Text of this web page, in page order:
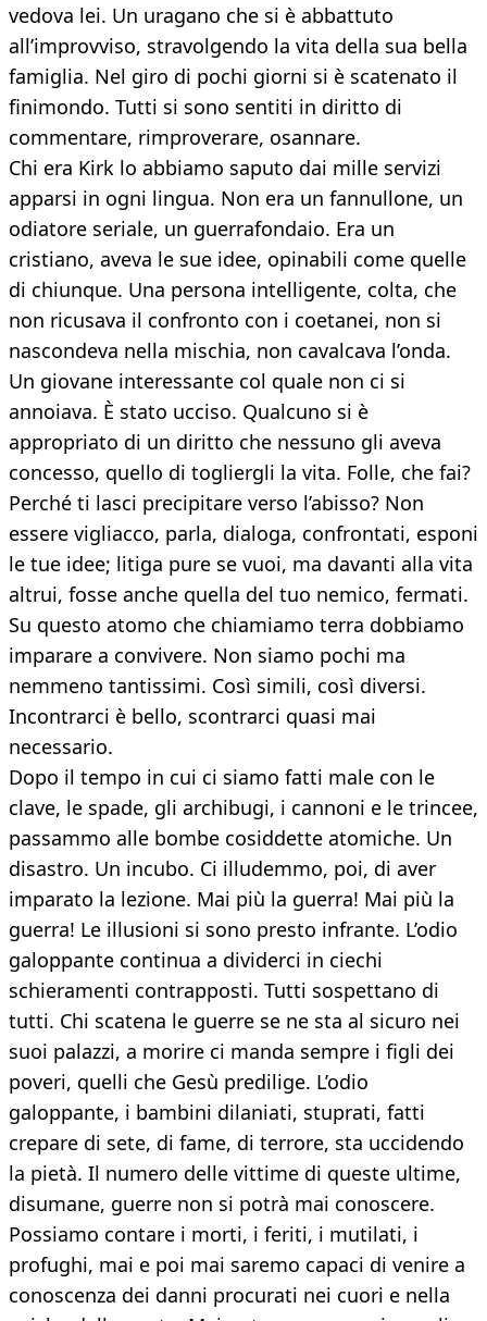
vedova lei. Un uragano che si è abbattuto
all’improvviso, stravolgendo la vita della sua bella
famiglia. Nel giro di pochi giorni si è scatenato il
finimondo. Tutti si sono sentiti in diritto di
commentare, rimproverare, osannare.
Chi era Kirk lo abbiamo saputo dai mille servizi
apparsi in ogni lingua. Non era un fannullone, un
odiatore seriale, un guerrafondaio. Era un
cristiano, aveva le sue idee, opinabili come quelle
di chiunque. Una persona intelligente, colta, che
non ricusava il confronto con i coetanei, non si
nascondeva nella mischia, non cavalcava l’onda.
Un giovane interessante col quale non ci si
annoiava. È stato ucciso. Qualcuno si è
appropriato di un diritto che nessuno gli aveva
concesso, quello di togliergli la vita. Folle, che fai?
Perché ti lasci precipitare verso l’abisso? Non
essere vigliacco, parla, dialoga, confrontati, esponi
le tue idee; litiga pure se vuoi, ma davanti alla vita
altrui, fosse anche quella del tuo nemico, fermati.
Su questo atomo che chiamiamo terra dobbiamo
imparare a convivere. Non siamo pochi ma
nemmeno tantissimi. Così simili, così diversi.
Incontrarci è bello, scontrarci quasi mai
necessario.
Dopo il tempo in cui ci siamo fatti male con le
clave, le spade, gli archibugi, i cannoni e le trincee,
passammo alle bombe cosiddette atomiche. Un
disastro. Un incubo. Ci illudemmo, poi, di aver
imparato la lezione. Mai più la guerra! Mai più la
guerra! Le illusioni si sono presto infrante. L’odio
galoppante continua a dividerci in ciechi
schieramenti contrapposti. Tutti sospettano di
tutti. Chi scatena le guerre se ne sta al sicuro nei
suoi palazzi, a morire ci manda sempre i figli dei
poveri, quelli che Gesù predilige. L’odio
galoppante, i bambini dilaniati, stuprati, fatti
crepare di sete, di fame, di terrore, sta uccidendo
la pietà. Il numero delle vittime di queste ultime,
disumane, guerre non si potrà mai conoscere.
Possiamo contare i morti, i feriti, i mutilati, i
profughi, mai e poi mai saremo capaci di venire a
conoscenza dei danni procurati nei cuori e nella